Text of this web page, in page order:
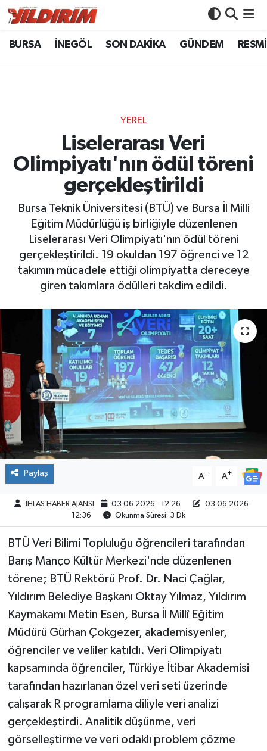
BURSA İNEGÖL SON DAKİKA GÜNDEM
YEREL
Liselerarası Veri
Olimpiyatı'nın ödül töreni
gerçekleştirildi
Bursa Teknik Üniversitesi (BTÜ) ve Bursa İl Milli
Eğitim Müdürlüğü iş birliğiyle düzenlenen
Liselerarası Veri Olimpiyatı'nın ödül töreni
gerçekleştirildi. 19 okuldan 197 öğrenci ve 12
takımın mücadele ettiği olimpiyatta dereceye
giren takımlara ödülleri takdim edildi.
Paylaş A- A+
İHLAS HABER AJANSI 03.06.2026 - 12:26
03.06.2026 -
12:36
Okunma Süresi: 3 Dk
BTÜ Veri Bilimi Topluluğu öğrencileri tarafından
Barış Manço Kültür Merkezi'nde düzenlenen
törene; BTÜ Rektörü Prof. Dr. Naci Çağlar,
Yıldırım Belediye Başkanı Oktay Yılmaz, Yıldırım
Kaymakamı Metin Esen, Bursa İl Millî Eğitim
Müdürü Gürhan Çokgezer, akademisyenler,
öğrenciler ve veliler katıldı. Veri Olimpiyatı
kapsamında öğrenciler, Türkiye İtibar Akademisi
tarafından hazırlanan özel veri seti üzerinde
çalışarak R programlama diliyle veri analizi
gerçekleştirdi. Analitik düşünme, veri
görselleştirme ve veri odaklı problem çözme
BURSA
GÜNDEM
RESMİ İLANLAR
KÖŞE YAZILARI
SİYASET
YAŞAM
SPOR
Bursa Nöbetçi Eczaneler
Bursa Trafik Yoğunluk Haritası
Süper Lig Puan Durumu ve Fikstür
Tüm Manşetler
Son Dakika Haberleri
Haber Arşivi